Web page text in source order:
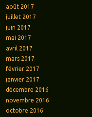
août 2017
juillet 2017
juin 2017
mai 2017
avril 2017
mars 2017
février 2017
janvier 2017
décembre 2016
novembre 2016
octobre 2016